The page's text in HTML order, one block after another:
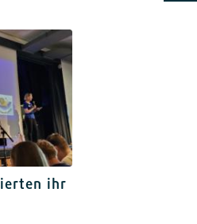
ihr